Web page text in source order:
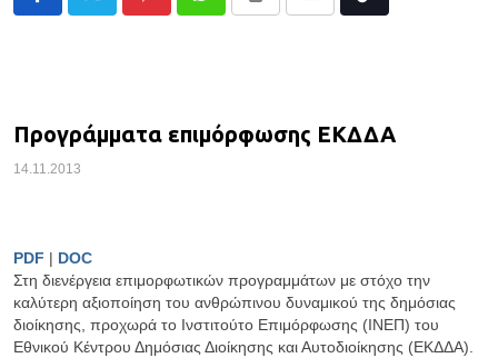
PinterestWhatsappPrint
Share
Tiktok
Προγράμματα επιμόρφωσης ΕΚΔΔΑ
14.11.2013
PDF | DOC
Στη διενέργεια επιμορφωτικών προγραμμάτων με στόχο την
καλύτερη αξιοποίηση του ανθρώπινου δυναμικού της δημόσιας
διοίκησης, προχωρά το Ινστιτούτο Επιμόρφωσης (ΙΝΕΠ) του
Εθνικού Κέντρου Δημόσιας Διοίκησης και Αυτοδιοίκησης (ΕΚΔΔΑ).